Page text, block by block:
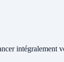
intégralement